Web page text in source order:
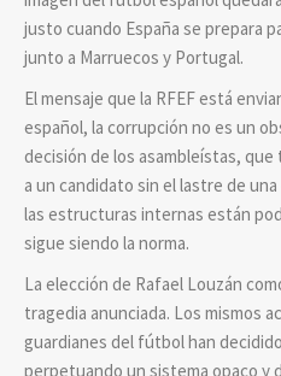
justo cuando España se prepara
junto a Marruecos y Portugal.
El mensaje que la RFEF está
español, la corrupción no es un
decisión de los asambleístas,
a un candidato sin el lastre de
las estructuras internas están
sigue siendo la norma.
La elección de Rafael Louzán
tragedia anunciada. Los mismos
guardianes del fútbol han
perpetuando un sistema opaco y